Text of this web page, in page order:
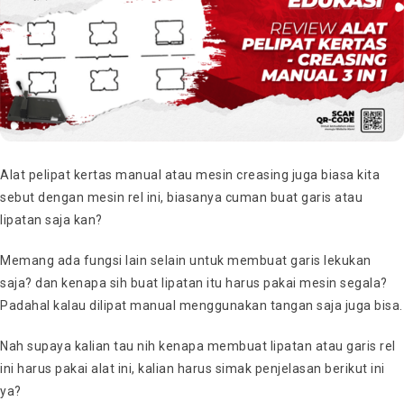
Alat pelipat kertas manual atau mesin creasing juga biasa kita
sebut dengan mesin rel ini, biasanya cuman buat garis atau
lipatan saja kan?
Memang ada fungsi lain selain untuk membuat garis lekukan
saja? dan kenapa sih buat lipatan itu harus pakai mesin segala?
Padahal kalau dilipat manual menggunakan tangan saja juga bisa.
Nah supaya kalian tau nih kenapa membuat lipatan atau garis rel
ini harus pakai alat ini, kalian harus simak penjelasan berikut ini
ya?